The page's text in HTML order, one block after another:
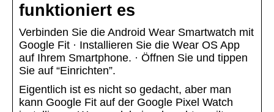
funktioniert es
Verbinden Sie die Android Wear Smartwatch mit
Google Fit · Installieren Sie die Wear OS App
auf Ihrem Smartphone. · Öffnen Sie und tippen
Sie auf “Einrichten”.
Eigentlich ist es nicht so gedacht, aber man
kann Google Fit auf der Google Pixel Watch